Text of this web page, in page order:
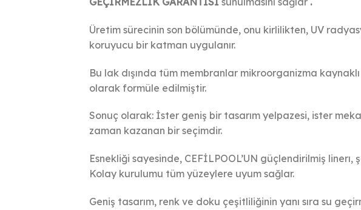
Üretim sürecinin son bölümünde, onu kirlilikten, UV
koruyucu bir katman uygulanır.
Bu lak dışında tüm membranlar mikroorganizma
olarak formüle edilmiştir.
Sonuç olarak: İster geniş bir tasarım yelpazesi, ister
zaman kazanan bir seçimdir.
Esnekliği sayesinde, CEFİLPOOL’UN güçlendirilmiş linerı,
Kolay kurulumu tüm yüzeylere uyum sağlar.
Geniş tasarım, renk ve doku çeşitliliğinin yanı sıra su